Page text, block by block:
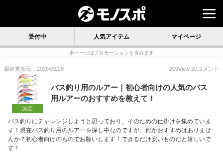
受付中 人気アイテム マイページ
本ページはプロモーションを含みます
最終更新日：2026/05/28 209View 20コメント
決定
バス釣り用のルアー｜初心者向けの人気のバス
用ルアーのおすすめを教えて！
バス釣りにチャレンジしようと思っており、そのための仕掛けを集めていま
す！現在バス釣り用のルアーを探し中なのですが、何かおすすめはありませ
んか？初心者向けのものでお願いします！できるだけ安いものだと嬉しいで
す！